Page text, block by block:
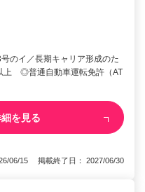
のイ／長期キャリア形成のた
上 ◎普通自動車運転免許（AT
を見る
06/15 掲載終了日： 2027/06/30